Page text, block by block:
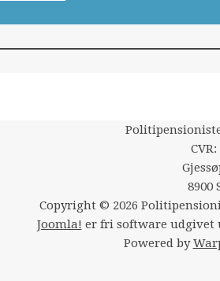
8900
Copyright © 2026
Joomla! er fri software udgivet
Powered by